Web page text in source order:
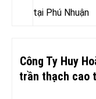
tại Phú Nhuận
Công Ty Huy
trần thạch cao